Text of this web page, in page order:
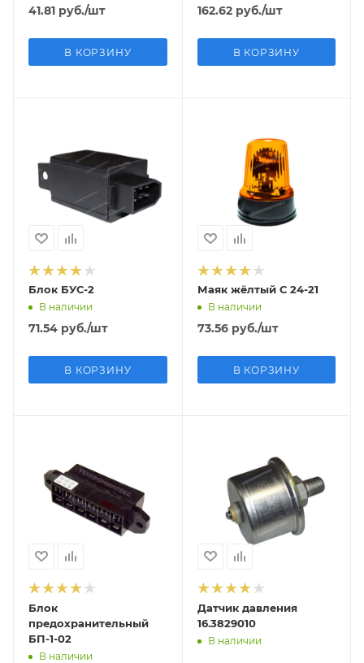
41.81 руб./шт
В КОРЗИНУ
162.62руб./шт
В КОРЗИНУ
Блок БУС-2
В наличии
71.54 руб./шт
В КОРЗИНУ
Маяк жёлтый С 24-21
В наличии
73.56руб./шт
В КОРЗИНУ
Блок
предохранительный
БП-1-02
В наличии
Датчик давления
16.3829010
В наличии